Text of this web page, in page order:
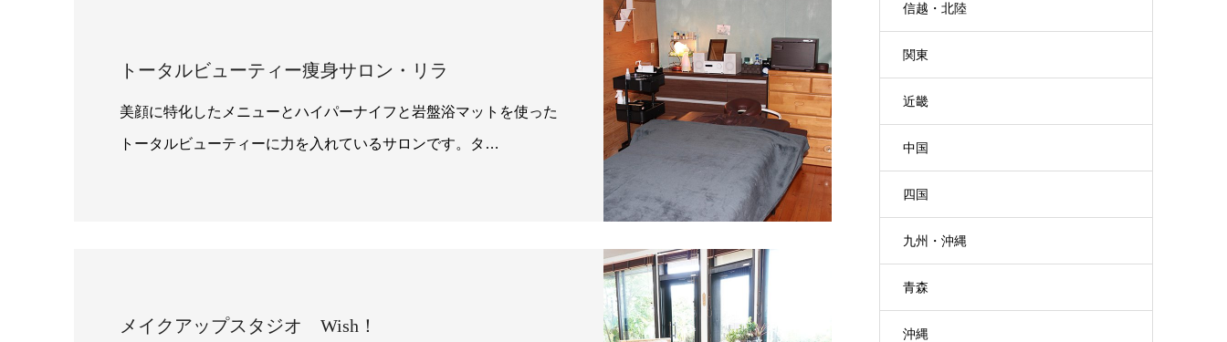
トータルビューティー痩身サロン・リラ
美顔に特化したメニューとハイパーナイフと岩盤浴マットを使った
トータルビューティーに力を入れているサロンです。タ…
メイクアップスタジオ Wish！
信越・北陸
関東
近畿
中国
四国
九州・沖縄
青森
沖縄